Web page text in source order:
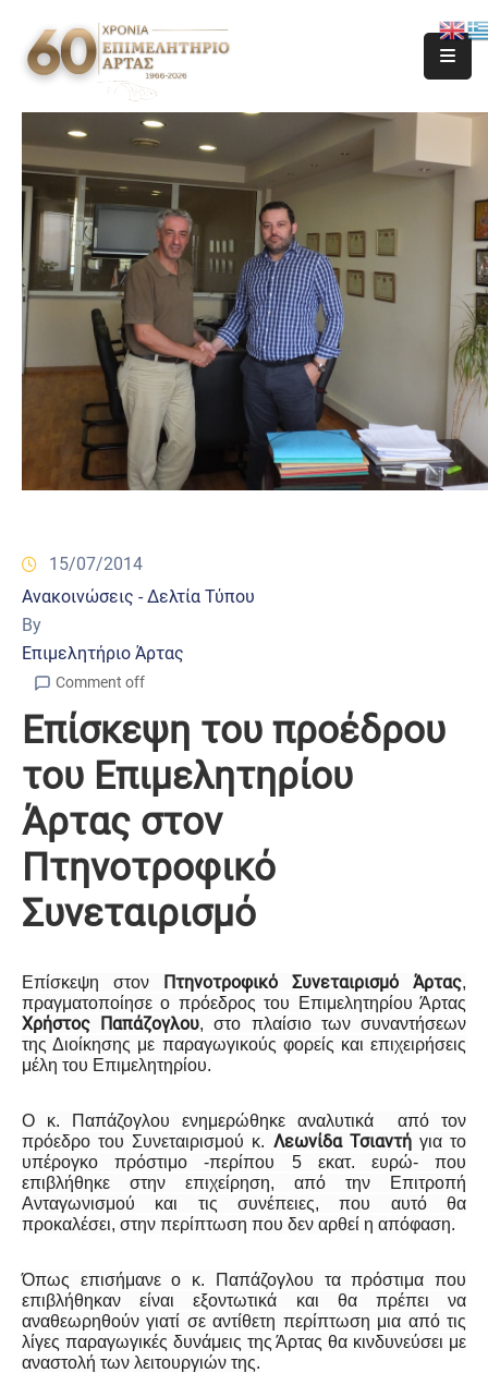
15/07/2014
Ανακοινώσεις - Δελτία Τύπου
By
Επιμελητήριο Άρτας
Comment off
Επίσκεψη του προέδρου
του Επιμελητηρίου
Άρτας στον
Πτηνοτροφικό
Συνεταιρισμό
Επίσκεψη στον Πτηνοτροφικό Συνεταιρισμό Άρτας,
πραγματοποίησεo πρόεδρος του Επιμελητηρίου Άρτας
Χρήστος Παπάζογλου, στο πλαίσιο των συναντήσεων
της Διοίκησης με παραγωγικούς φορείς και επιχειρήσεις
μέλη του Επιμελητηρίου.
Ο κ. Παπάζογλου ενημερώθηκε αναλυτικά από τον
πρόεδρο του Συνεταιρισμού κ. Λεωνίδα Τσιαντήγια το
υπέρογκο πρόστιμο -περίπου 5 εκατ. ευρώ- που
επιβλήθηκε στην επιχείρηση, από την Επιτροπή
Ανταγωνισμού και τις συνέπειες, που αυτό θα
προκαλέσει, στην περίπτωση που δεν αρθεί η απόφαση.
Όπως επισήμανε ο κ. Παπάζογλου τα πρόστιμα που
επιβλήθηκαν είναι εξοντωτικά και θα πρέπει να
αναθεωρηθούν γιατί σε αντίθετη περίπτωση μια από τις
λίγες παραγωγικές δυνάμεις της Άρτας θα κινδυνεύσει με
αναστολή των λειτουργιών της.